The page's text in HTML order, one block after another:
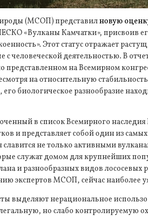
(МСОП) представилновую
«Вулканы Камчатки», присвоив
Этот статус отражает
человеческой деятельностью. В
представленном на Всемирном
на относительную
биологическое разнообразие
в список Всемирного
и представляет собой один из
не только активными
служат домом для крупнейших
и разнообразных видов лососевых
экспертов МСОП, сейчас наиболее
выделяют нерациональное
но слабо контролируемую